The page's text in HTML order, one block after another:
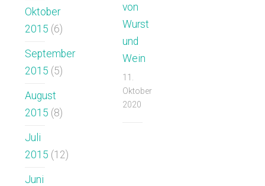
Oktober
2015 (6)
September
2015 (5)
August
2015 (8)
Juli
2015 (12)
Juni
von
Wurst
und
Wein
11.
Oktober
2020